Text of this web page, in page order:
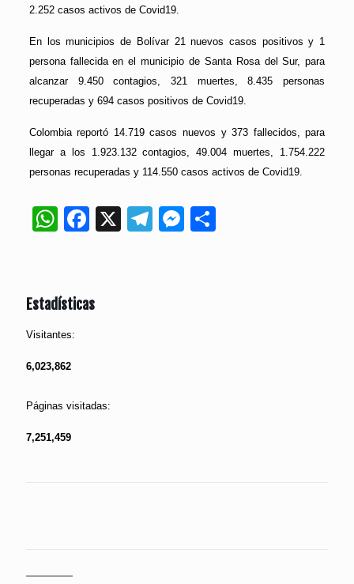
2.252 casos activos de Covid19.
En los municipios de Bolívar 21 nuevos casos positivos y 1
persona fallecida en el municipio de Santa Rosa del Sur, para
alcanzar 9.450 contagios, 321 muertes, 8.435 personas
recuperadas y 694 casos positivos de Covid19.
Colombia reportó 14.719 casos nuevos y 373 fallecidos, para
llegar a los 1.923.132 contagios, 49.004 muertes, 1.754.222
personas recuperadas y 114.550 casos activos de Covid19.
WhatsApp
Facebook
X Telegram
Messenger
Compartir
Estadísticas
Visitantes:
6,023,862
Páginas visitadas:
7,251,459